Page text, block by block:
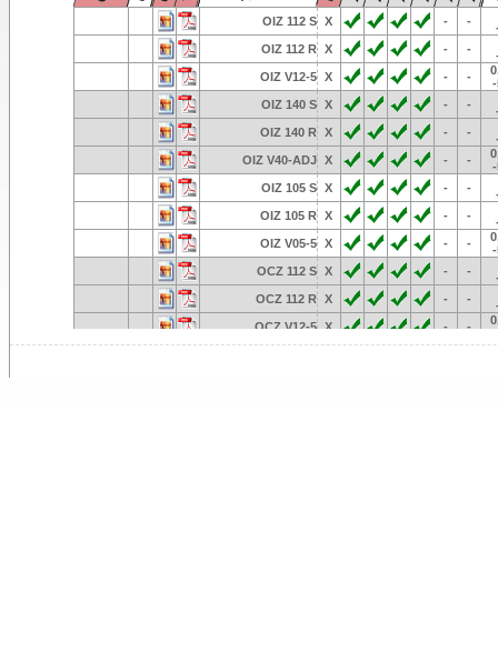
OIZ 112 S X - -
OIZ 112 R
X - -
OIZ V12-5
X - -
OIZ 140 S
X - -
OIZ 140 R
X - -
OIZ V40-ADJ
X - -
OIZ 105 S
X - -
OIZ 105 R
X - -
OIZ V05-5
X - -
OCZ 112 S
X - -
OCZ 112 R
X - -
OCZ V12-5
X - -
-